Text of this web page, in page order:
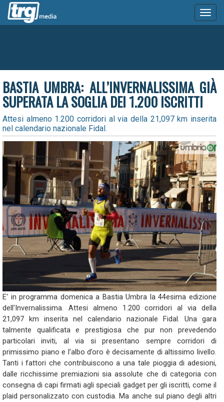
BASTIA UMBRA: ALL’INVERNALISSIMA GIÀ
SUPERATA LA SOGLIA DEI 1.200 ISCRITTI
Attesi almeno 1.200 corridori al via della 21,097 km inserita
nel calendario nazionale Fidal.
E' in programma domenica a Bastia Umbra la 44esima edizione
dell'Invernalissima. Attesi almeno 1.200 corridori al via della
21,097 km inserita nel calendario nazionale Fidal. Una gara
talmente qualificata e prestigiosa che pur non prevedendo
particolari inviti, al via si presentano sempre corridori di
primissimo piano e l’albo d’oro è decisamente di altissimo livello.
Tanti i fattori che contribuiscono a una tale pioggia di adesioni,
dalle ricchissime premiazioni sia assolute che di categoria con
consegna di capi firmati agli speciali gadget per gli iscritti, come il
plaid personalizzato con custodia. Ma anche sul piano degli altri